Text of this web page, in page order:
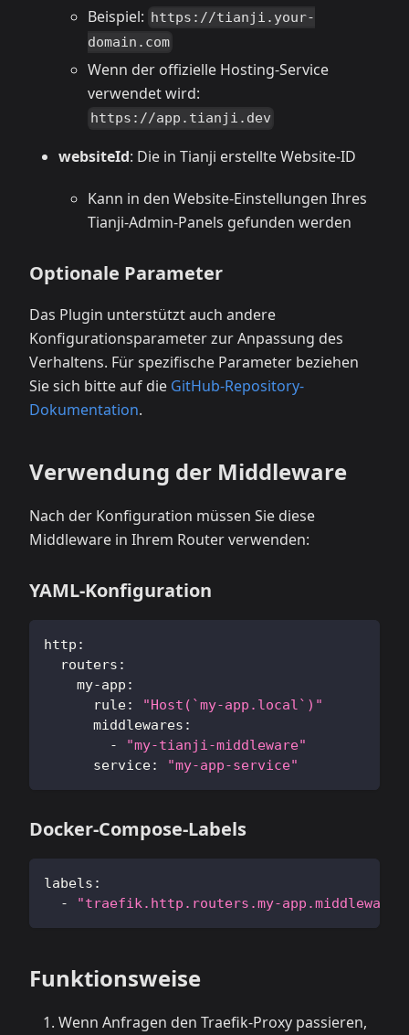
Beispiel: https://tianji.your-
domain.com
Wenn der offizielle Hosting-Service
verwendet wird:
https://app.tianji.dev
websiteId: Die in Tianji erstellte Website-ID
Kann in den Website-Einstellungen Ihres
Tianji-Admin-Panels gefunden werden
Optionale Parameter
Das Plugin unterstützt auch andere
Konfigurationsparameter zur Anpassung des
Verhaltens. Für spezifische Parameter beziehen
Sie sich bitte auf die GitHub-Repository-
Dokumentation.
Verwendung der Middleware
Nach der Konfiguration müssen Sie diese
Middleware in Ihrem Router verwenden:
YAML-Konfiguration
http :
routers :
my-app :
rule:
"Host(`my-app.local`)"
middlewares :
-
"my-tianji-middleware"
service: "my-app-service"
Docker-Compose-Labels
labels :
-
"traefik.http.routers.my-
Funktionsweise
Wenn Anfragen den Traefik-Proxy passieren,